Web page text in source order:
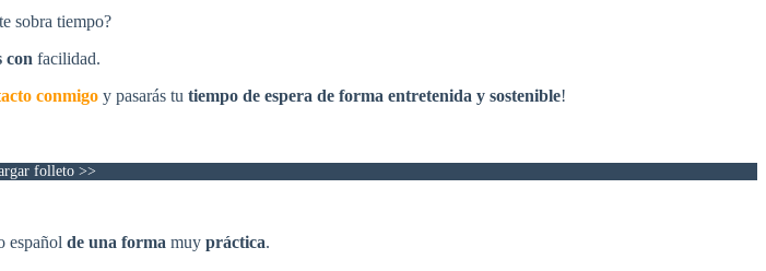
sobra tiempo?
con facilidad.
conmigo y pasarás tu tiempo de espera de forma entretenida y sostenible!
folleto >>
español de una forma muy práctica.